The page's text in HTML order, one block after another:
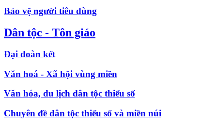
Bảo vệ người tiêu dùng
Dân tộc - Tôn giáo
Đại đoàn kết
Văn hoá - Xã hội vùng miền
Văn hóa, du lịch dân tộc thiểu số
Chuyên đề dân tộc thiểu số và miền núi